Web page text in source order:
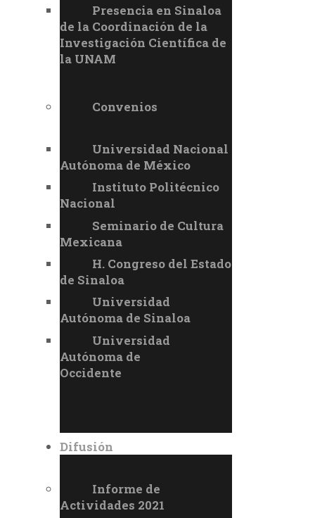
Presencia en Sinaloa
de la Coordinación de la
Investigación Científica de
la UNAM
Convenios
Universidad Nacional
Autónoma de México
Instituto Politécnico
Nacional
Seminario de Cultura
Mexicana
H. Congreso del Estado
de Sinaloa
Universidad
Autónoma de Sinaloa
Universidad
Autónoma de
Occidente
Difusión
Informe de
Actividades 2021